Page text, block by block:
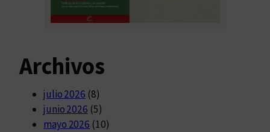
Archivos
julio 2026 (8)
junio 2026 (5)
mayo 2026 (10)